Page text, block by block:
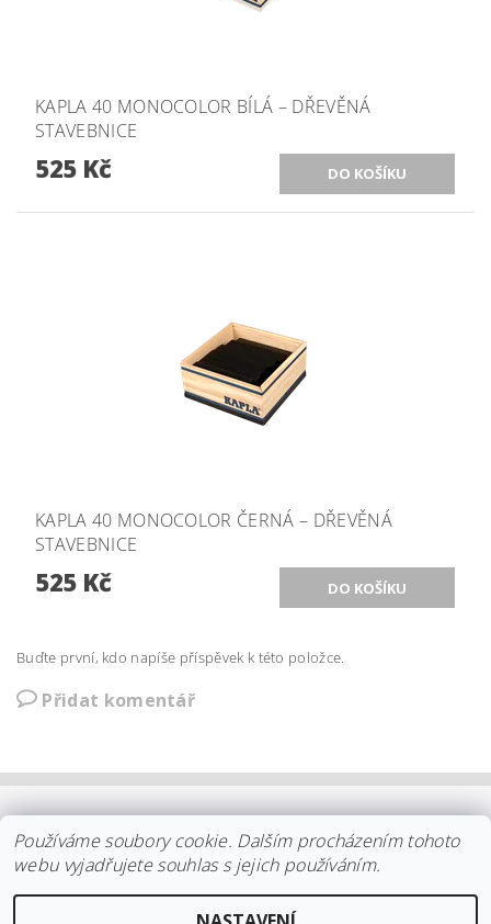
KAPLA 40 MONOCOLOR BÍLÁ – DŘEVĚNÁ
STAVEBNICE
525 Kč
KAPLA 40 MONOCOLOR ČERNÁ – DŘEVĚNÁ
STAVEBNICE
525 Kč
Buďte první, kdo napíše příspěvek k této položce.
Přidat komentář
| KOLEKCE STELTON | DISTRIBUCE IITTALA |
REKLAMACE/ODSTOUPENÍ | VŠE O NÁKUPU | KDO JSME
KONTAKT
Používáme soubory cookie. Dalším procházením tohoto
webu vyjadřujete souhlas s jejich používáním.